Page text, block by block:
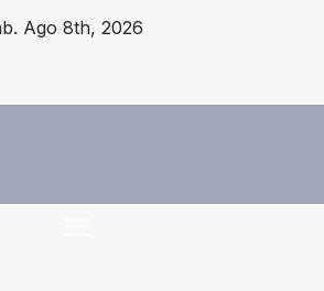
Ago 8th, 2026